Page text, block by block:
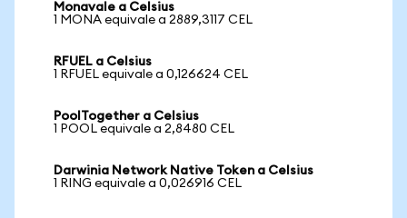
Monavale a Celsius
1 MONA equivale a 2889,3117 CEL
RFUEL a Celsius
1 RFUEL equivale a 0,126624 CEL
PoolTogether a Celsius
1 POOL equivale a 2,8480 CEL
Darwinia Network Native Token a Celsius
1 RING equivale a 0,026916 CEL